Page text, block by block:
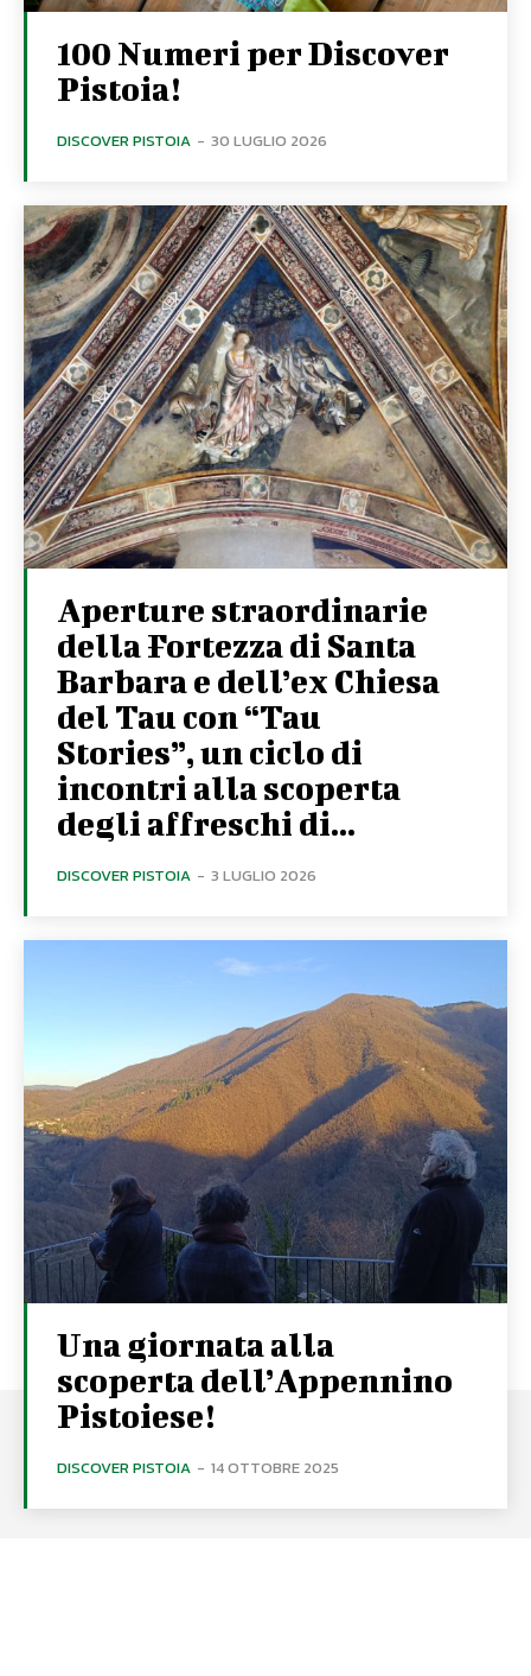
100 Numeri per Discover
Pistoia!
DISCOVER PISTOIA - 30 LUGLIO 2026
Aperture straordinarie
della Fortezza di Santa
Barbara e dell’ex Chiesa
del Tau con “Tau
Stories”, un ciclo di
incontri alla scoperta
degli affreschi di...
DISCOVER PISTOIA - 3 LUGLIO 2026
Una giornata alla
scoperta dell’Appennino
Pistoiese!
DISCOVER PISTOIA - 14 OTTOBRE 2025